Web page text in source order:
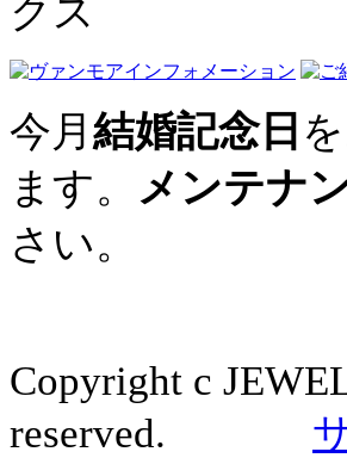
今月 結婚記念日
ます。 メンテナ
さい。
Copyright c
reserved.